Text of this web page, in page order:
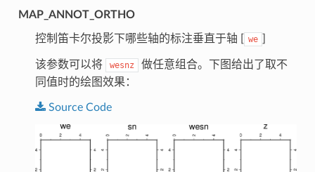
MAP_ANNOT_ORTHO
控制笛卡尔投影下哪些轴的标注垂直于轴 [ we
该参数可以将 wesnz
做任意组合。下图给出了取不
同值时的绘图效果：
Source Code